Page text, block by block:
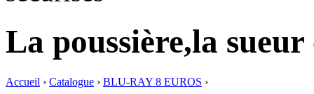
La poussière,la
Accueil › Catalogue › BLU-RAY 8 EUROS ›